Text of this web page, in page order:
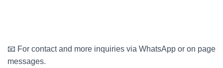
📧 For contact and more inquiries via WhatsApp or on page
messages.